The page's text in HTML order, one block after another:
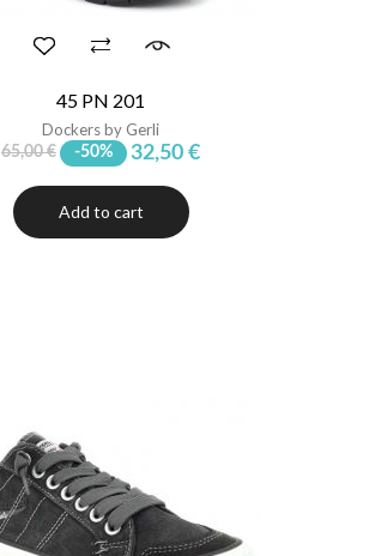
45 PN 201
Dockers by Gerli
65,00 € -50% 32,50 €
Add to cart